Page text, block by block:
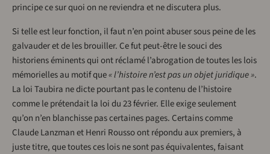
principe ce sur quoi on ne reviendra et ne discutera plus.
Si telle est leur fonction, il faut n’en point abuser sous peine de les
galvauder et de les brouiller. Ce fut peut-être le souci des
historiens éminents qui ont réclamé l’abrogation de toutes les lois
mémorielles au motif que« l’histoire n’est pas un objet juridique ».
La loi Taubira ne dicte pourtant pas le contenu de l’histoire
comme le prétendait la loi du 23 février. Elle exige seulement
qu’on n’en blanchisse pas certaines pages. Certains comme
Claude Lanzman et Henri Rousso ont répondu aux premiers, à
juste titre, que toutes ces lois ne sont pas équivalentes, faisant